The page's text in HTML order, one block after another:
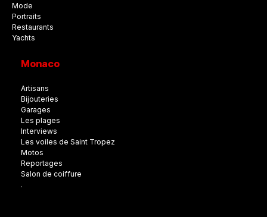
Mode
Portraits
Restaurants
Yachts
Monaco
Artisans
Bijouteries
Garages
Les plages
Interviews
Les voiles de Saint Tropez
Motos
Reportages
Salon de coiffure
.